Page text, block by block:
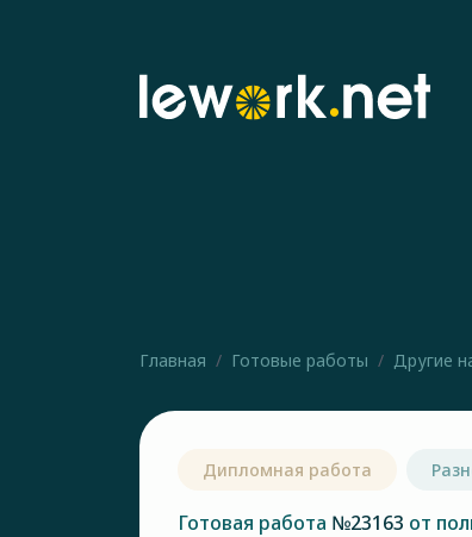
Главная Готовые работы Другие
Дипломная работа
Готовая работа №23163 от